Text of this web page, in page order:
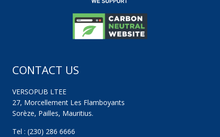
CONTACT US
VERSOPUB LTEE
27, Morcellement Les Flamboyants
Sorèze, Pailles, Mauritius.
Tel : (230) 286 6666